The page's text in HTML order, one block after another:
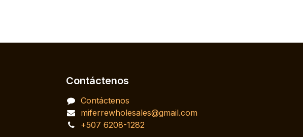
Contáctenos
Contáctenos
miferrewholesales@gmail.com
+507 6208-1282